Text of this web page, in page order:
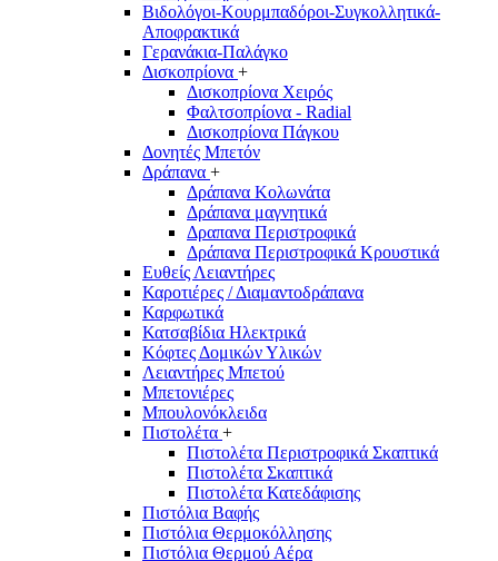
Βιδολόγοι-Κουρμπαδόροι-Συγκολλητικά-
Αποφρακτικά
Γερανάκια-Παλάγκο
Δισκοπρίονα +
Δισκοπρίονα Χειρός
Φαλτσοπρίονα - Radial
Δισκοπρίονα Πάγκου
Δονητές Μπετόν
Δράπανα +
Δράπανα Κολωνάτα
Δράπανα μαγνητικά
Δραπανα Περιστροφικά
Δράπανα Περιστροφικά Κρουστικά
Ευθείς Λειαντήρες
Καροτιέρες / Διαμαντοδράπανα
Καρφωτικά
Κατσαβίδια Ηλεκτρικά
Κόφτες Δομικών Υλικών
Λειαντήρες Μπετού
Μπετονιέρες
Μπουλονόκλειδα
Πιστολέτα +
Πιστολέτα Περιστροφικά Σκαπτικά
Πιστολέτα Σκαπτικά
Πιστολέτα Κατεδάφισης
Πιστόλια Βαφής
Πιστόλια Θερμοκόλλησης
Πιστόλια Θερμού Αέρα